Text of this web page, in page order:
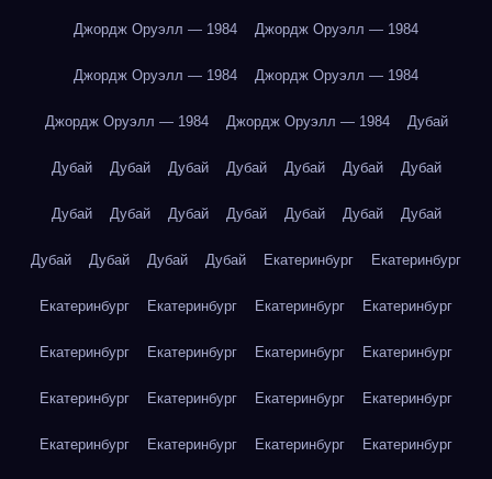
Джордж Оруэлл — 1984 Джордж Оруэлл — 1984
Джордж Оруэлл — 1984 Джордж Оруэлл — 1984
Джордж Оруэлл — 1984 Джордж Оруэлл — 1984 Дубай
Дубай Дубай Дубай Дубай Дубай Дубай Дубай
Дубай Дубай Дубай Дубай Дубай Дубай Дубай
Дубай Дубай Дубай Дубай Екатеринбург Екатеринбург
Екатеринбург Екатеринбург Екатеринбург Екатеринбург
Екатеринбург Екатеринбург Екатеринбург Екатеринбург
Екатеринбург Екатеринбург Екатеринбург Екатеринбург
Екатеринбург Екатеринбург Екатеринбург Екатеринбург